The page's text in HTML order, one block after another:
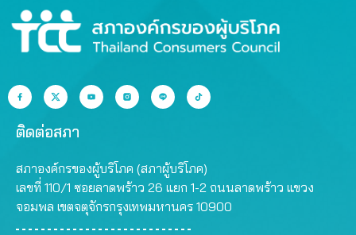
ติดต่อสภา
สภาองค์กรของผู้บริโภค (สภาผู้บริโภค)
เลขที่ 110/1 ซอยลาดพร้าว 26 แยก 1-2 ถนนลาดพร้าว แขวง
จอมพล เขตจตุจักรกรุงเทพมหานคร 10900